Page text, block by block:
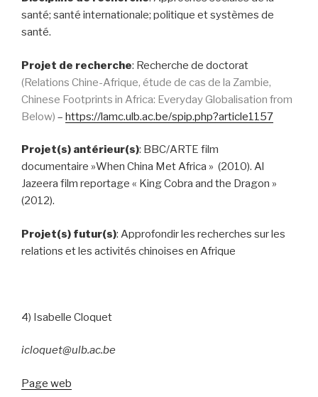
santé; santé internationale; politique et systèmes de
santé.
Projet de recherche: Recherche de doctorat
(Relations Chine-Afrique, étude de cas de la Zambie,
Chinese Footprints in Africa: Everyday Globalisation from
Below) – https://lamc.ulb.ac.be/spip.php?article1157
Projet(s) antérieur(s): BBC/ARTE film
documentaire »When China Met Africa » (2010). Al
Jazeera film reportage « King Cobra and the Dragon »
(2012).
Projet(s) futur(s): Approfondir les recherches sur les
relations et les activités chinoises en Afrique
4) Isabelle Cloquet
icloquet@ulb.ac.be
Page web